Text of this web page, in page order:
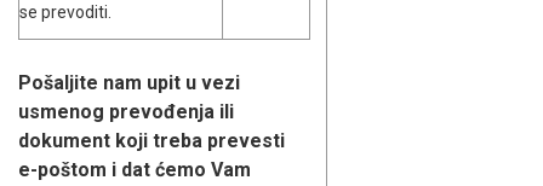
se prevoditi.
Pošaljite nam upit u vezi
usmenog prevođenja ili
dokument koji treba prevesti
e-poštom i dat ćemo Vam